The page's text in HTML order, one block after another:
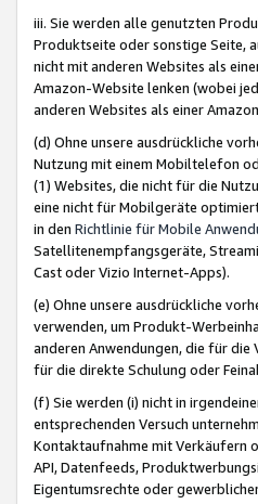
iii. Sie werden alle genutzten
Produktseite oder sonstige Seite,
nicht mit anderen Websites als
Amazon-Website lenken (wobei
anderen Websites als einer
(d) Ohne unsere ausdrückliche
Nutzung mit einem Mobiltelefon
(1) Websites, die nicht für die
eine nicht für Mobilgeräte
in den Richtlinie für Mobile
Satellitenempfangsgeräte,
Cast oder Vizio Internet-Apps).
(e) Ohne unsere ausdrückliche
verwenden, um Produkt-
anderen Anwendungen, die für
für die direkte Schulung oder
(f) Sie werden (i) nicht in
entsprechenden Versuch
Kontaktaufnahme mit Verkäufern
API, Datenfeeds,
Eigentumsrechte oder